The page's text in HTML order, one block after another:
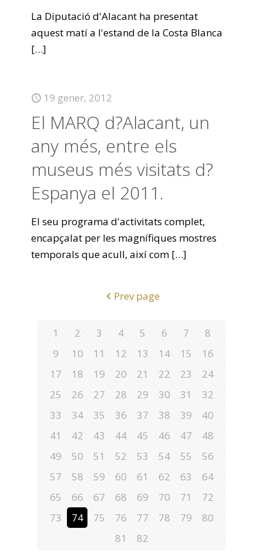
La Diputació d'Alacant ha presentat
aquest matí a l'estand de la Costa Blanca
[…]
19 gener, 2012
El MARQ d?Alacant, un
any més, entre els
museus més visitats d?
Espanya el 2011.
El seu programa d'activitats complet,
encapçalat per les magnífiques mostres
temporals que acull, així com […]
Prev page
1 2 3 4 5 6 7
8
9
10 11 12 13 14 15
16
17
18 19 20 21 22 23
24
25
26 27 28 29 30 31
32
33
34 35 36 37 38 39
40
41
42 43 44 45 46 47
48
49
50 51 52 53 54 55
56
57
58 59 60 61 62 63
64
65
66 67 68 69 70 71
72
73
74 75 76 77 78 79
80
81
82